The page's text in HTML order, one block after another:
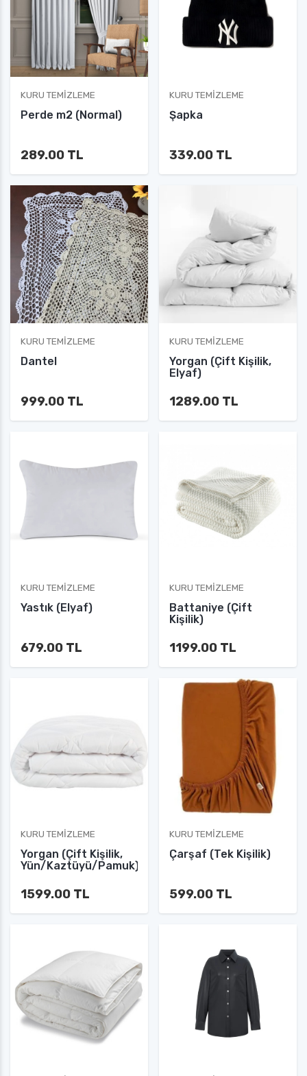
KURU TEMIZLEME
Perde m2 (Normal)
289.00 TL
KURU TEMIZLEME
Şapka
339.00 TL
KURU TEMIZLEME
Dantel
999.00 TL
KURU TEMIZLEME
Yorgan (Çift Kişilik,
Elyaf)
1289.00 TL
KURU TEMIZLEME
Yastık (Elyaf)
679.00 TL
KURU TEMIZLEME
Battaniye (Çift
Kişilik)
1199.00 TL
KURU TEMIZLEME
Yorgan (Çift Kişilik,
Yün/Kaztüyü/Pamuk)
1599.00 TL
KURU TEMIZLEME
Çarşaf (Tek Kişilik)
599.00 TL